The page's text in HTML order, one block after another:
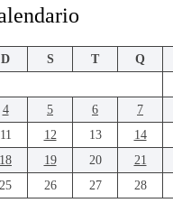
D S T Q
4
5 6 7
11
12 13 14
18
19 20 21
25
26 27 28